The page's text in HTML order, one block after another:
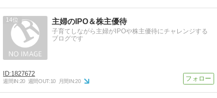
14 主婦のIPO＆株主優待
子育てしながら主婦がIPOや株主優待にチャレンジする
ブログです
1827672
週間IN:20 週間OUT:10 月間IN:20